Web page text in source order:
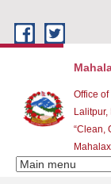
Office
“Clean,